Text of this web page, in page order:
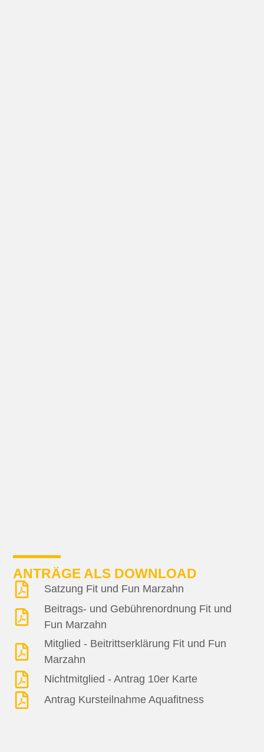
ANTRÄGE ALS DOWNLOAD
Satzung Fit und Fun Marzahn
Beitrags- und Gebührenordnung Fit und
Fun Marzahn
Mitglied - Beitrittserklärung Fit und Fun
Marzahn
Nichtmitglied - Antrag 10er Karte
Antrag Kursteilnahme Aquafitness